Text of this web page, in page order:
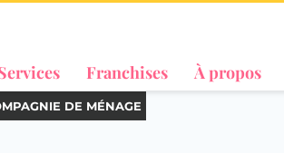
Franchises À propos
DE MÉNAGE